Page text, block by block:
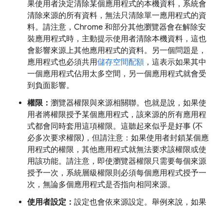
果使用者決定清除某個應用程式的本機資料，系統會
清除來源的所有資料，無法只清除單一應用程式的資
料。請注意，Chrome 和部分其他瀏覽器會在解除安
裝應用程式時，主動提示使用者清除本機資料，這也
會影響來源上其他應用程式的資料。另一個問題是，
應用程式也必須共用儲存空間配額 ，這表示如果其中
一個應用程式佔用太多空間，另一個應用程式就會受
到負面影響。
權限： 瀏覽器權限與來源相關聯。也就是說，如果使
用者將權限授予某個應用程式，該來源的所有應用程
式都會同時套用這項權限。這聽起來似乎是好事 (不
必多次要求權限)，但請注意：如果使用者封鎖某個應
用程式的權限，其他應用程式就無法要求該權限或使
用該功能。請注意，即使瀏覽器權限只需要每個來源
授予一次，系統層級權限則必須每個應用程式授予一
次，無論多個應用程式是否指向相同來源。
使用者設定： 設定也會依來源設定。舉例來說，如果